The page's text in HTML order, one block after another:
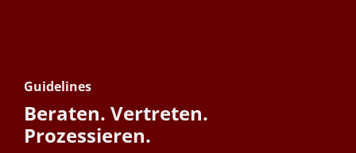
Guidelines
Beraten. Vertreten.
Prozessieren.